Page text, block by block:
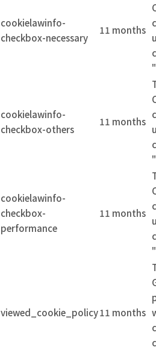
cookielawinfo-
checkbox-necessary
11 months
cookielawinfo-
checkbox-others
11 months
cookielawinfo-
checkbox-
performance
11 months
viewed_cookie_policy11 months